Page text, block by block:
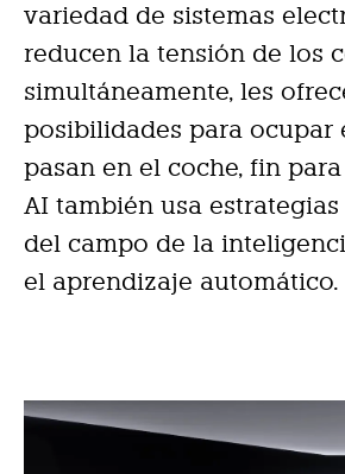
variedad de sistemas
reducen la tensión de los
simultáneamente, les
posibilidades para ocupar
pasan en el coche, fin
AI también usa
del campo de la
el aprendizaje automático.